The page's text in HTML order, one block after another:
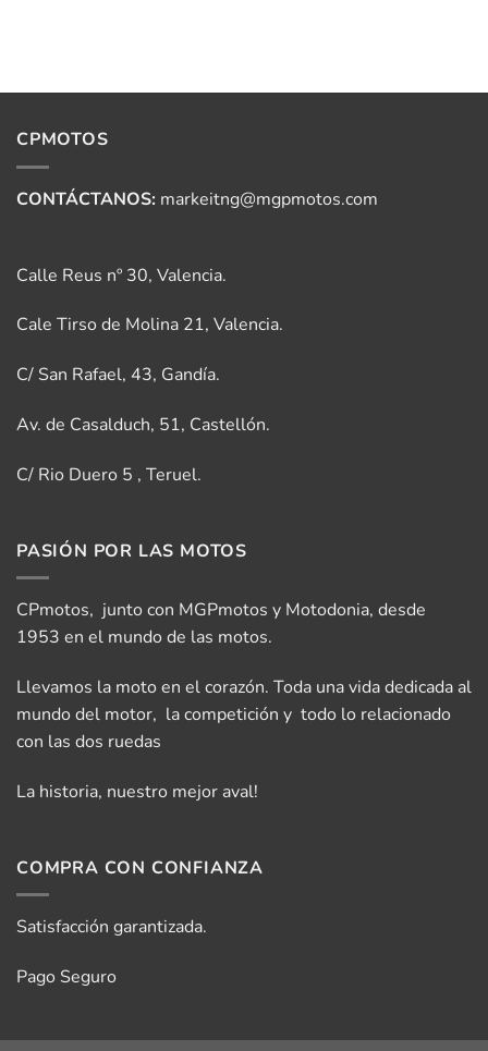
CPMOTOS
CONTÁCTANOS: markeitng@mgpmotos.com
Calle Reus nº 30, Valencia.
Cale Tirso de Molina 21, Valencia.
C/ San Rafael, 43, Gandía.
Av. de Casalduch, 51, Castellón.
C/ Rio Duero 5 , Teruel.
PASIÓN POR LAS MOTOS
CPmotos, junto con MGPmotos y Motodonia, desde
1953 en el mundo de las motos.
Llevamos la moto en el corazón. Toda una vida dedicada al
mundo del motor, la competición y todo lo relacionado
con las dos ruedas
La historia, nuestro mejor aval!
COMPRA CON CONFIANZA
Satisfacción garantizada.
Pago Seguro